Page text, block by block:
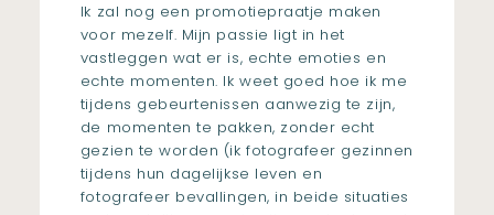
Ik zal nog een promotiepraatje maken
voor mezelf. Mijn passie ligt in het
vastleggen wat er is, echte emoties en
echte momenten. Ik weet goed hoe ik me
tijdens gebeurtenissen aanwezig te zijn,
de momenten te pakken, zonder echt
gezien te worden (ik fotografeer gezinnen
tijdens hun dagelijkse leven en
fotografeer bevallingen, in beide situaties